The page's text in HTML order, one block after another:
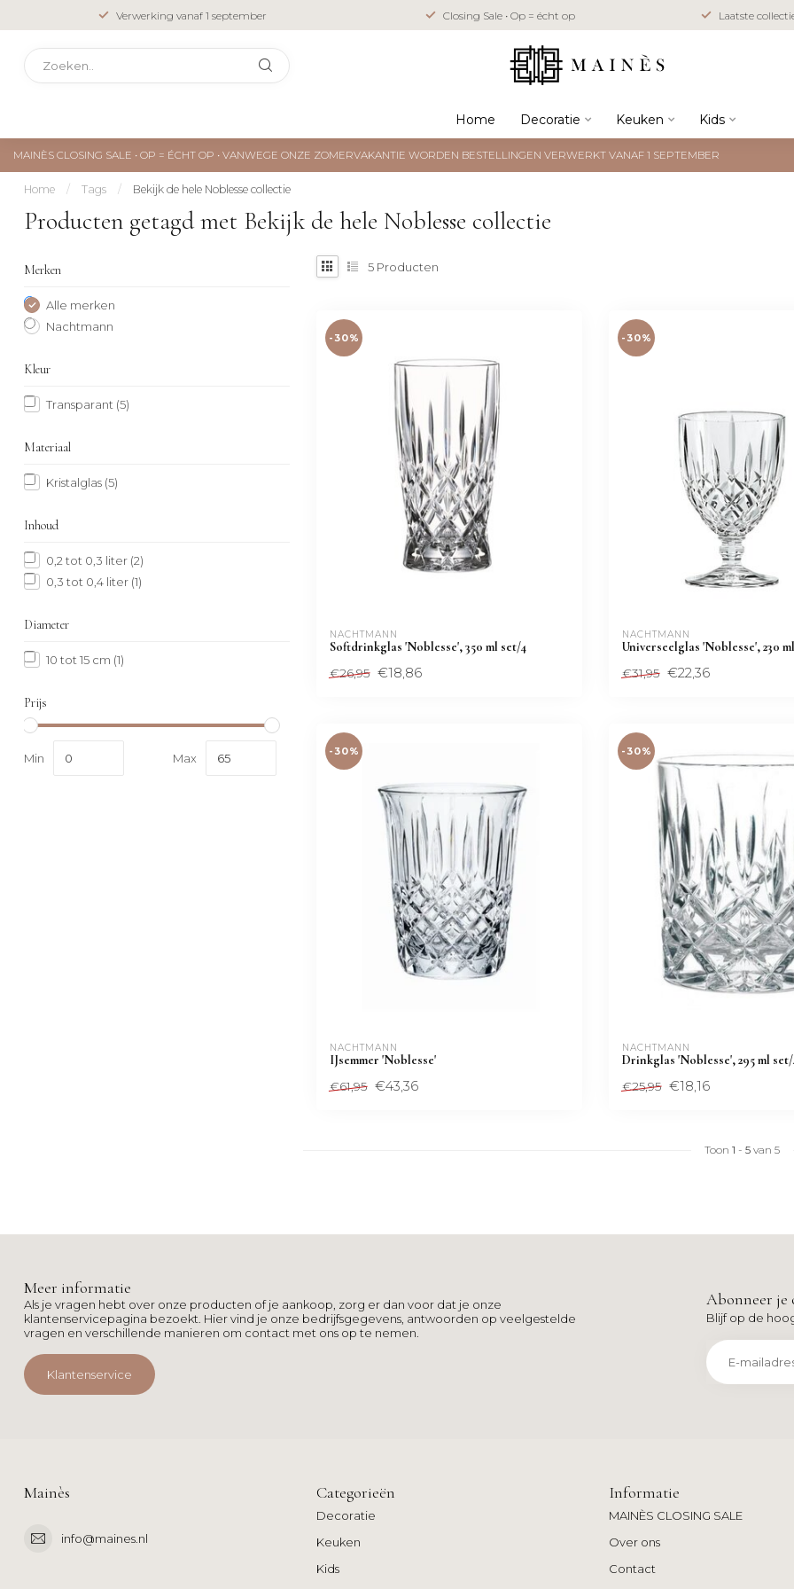
Verwerking vanaf 1 september Closing Sale • Op = écht op Laatste
Home Decoratie Keuken Kids
MAINÈS CLOSING SALE • OP = ÉCHT OP • VANWEGE ONZE ZOMERVAKANTIE WORDEN BESTELLINGEN VERWERKT VANAF 1 SEPTEMBER
Home / Tags / Bekijk de hele Noblesse collectie
Producten getagd met Bekijk de hele Noblesse collectie
Merken
Alle merken
Nachtmann
Kleur
Transparant (5)
Materiaal
Kristalglas (5)
Inhoud
0,2 tot 0,3 liter (2)
0,3 tot 0,4 liter (1)
Diameter
10 tot 15 cm (1)
Prijs
Min Max
5 Producten
-30%
NACHTMANN
Softdrinkglas 'Noblesse', 350 ml set/4
€26,95 €18,86
-30%
NACHTMANN
Universeelglas 'Noblesse', 230
€31,95 €22,36
-30%
NACHTMANN
IJsemmer 'Noblesse'
€61,95 €43,36
-30%
NACHTMANN
Drinkglas 'Noblesse', 295 ml
€25,95 €18,16
Toon 1 - 5van 5
Meer informatie
Als je vragen hebt over onze producten of je aankoop, zorg er dan voor dat je onze
klantenservicepagina bezoekt. Hier vind je onze bedrijfsgegevens, antwoorden op veelgestelde
vragen en verschillende manieren om contact met ons op te nemen.
Klantenservice
Abonneer je
Blijf op de
Mainès
info@maines.nl
Categorieën
Decoratie
Keuken
Kids
Informatie
MAINÈS CLOSING SALE
Over ons
Contact